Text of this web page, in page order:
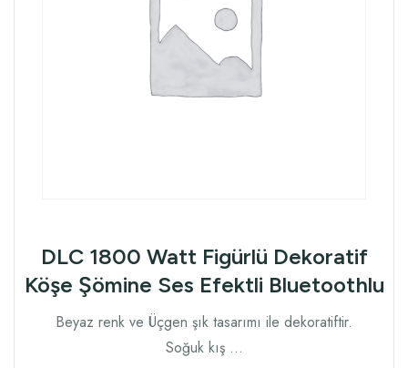
DLC 1800 Watt Figürlü Dekoratif
Köşe Şömine Ses Efektli Bluetoothlu
Beyaz renk ve Üçgen şık tasarımı ile dekoratiftir.
Soğuk kış …